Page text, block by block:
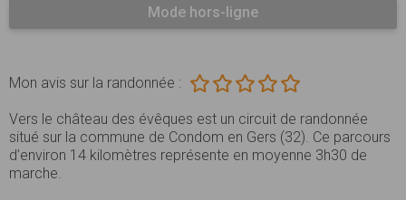
Mode hors-ligne
Mon avis sur la randonnée :
Vers le château des évêques est un circuit de randonnée
situé sur la commune de Condom en Gers (32). Ce parcours
d’environ 14 kilomètres représente en moyenne 3h30 de
marche.